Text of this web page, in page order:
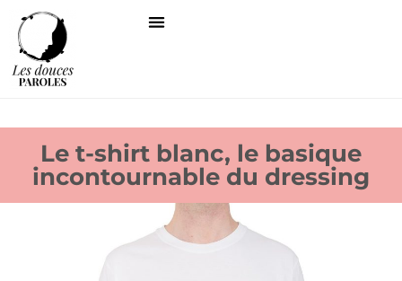
Le t-shirt blanc, le basique
incontournable du dressing